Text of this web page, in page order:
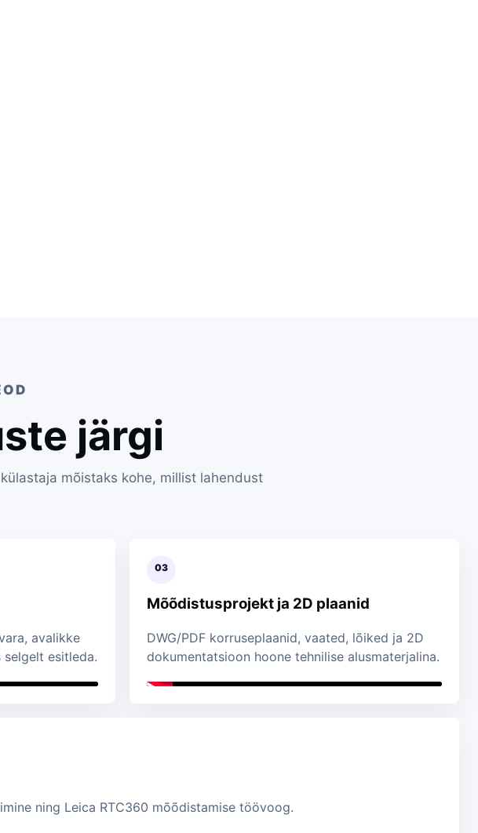
järgi
mõistaks kohe, millist lahendust
avalikke
esitleda.
03
Mõõdistusprojekt ja 2D plaanid
DWG/PDF korruseplaanid, vaated, lõiked ja 2D
dokumentatsioon hoone tehnilise alusmaterjalina.
ning Leica RTC360 mõõdistamise töövoog.